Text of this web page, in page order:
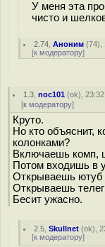
У меня эта
чисто и
2.74 ,Аноним (74),
[к модератору]
1.3 ,noc101 (ok),
[к модератору]
Круто.
Но кто объяснит,
колонками?
Включаешь комп,
Потом входишь в
Открываешь ютуб
Открываешь
Бесит ужасно.
2.5 ,Skullnet (ok),
[к модератору]